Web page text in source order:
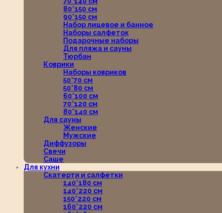
80*150 см
90*150 см
Набор лицевое и банное
Наборы салфеток
Подарочные наборы
Для пляжа и сауны
Тюрбан
Коврики
Наборы ковриков
50*70 см
50*80 см
60*100 см
70*120 см
80*140 см
Для сауны
Женские
Мужские
Диффузоры
Свечи
Саше
Для кухни
Скатерти и салфетки
140*180 см
140*220 см
150*220 см
160*220 см